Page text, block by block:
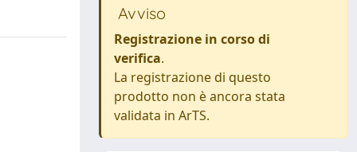
Avviso
Registrazione in corso di
verifica.
La registrazione di questo
prodotto non è ancora stata
validata in ArTS.